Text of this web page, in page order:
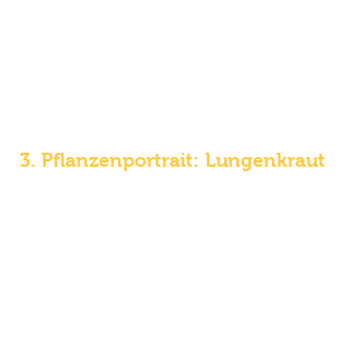
3. Pflanzenportrait: Lungenkraut